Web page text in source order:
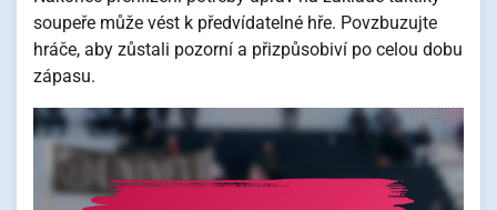
soupeře může vést k předvídatelné hře. Povzbuzujte
hráče, aby zůstali pozorní a přizpůsobiví po celou dobu
zápasu.